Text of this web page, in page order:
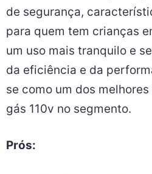
de segurança,
para quem tem crianças
um uso mais tranquilo e
da eficiência e da
se como um dos
gás 110v no segmento.
Prós: